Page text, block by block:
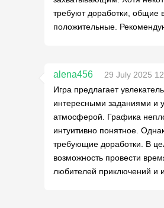
требуют доработки, общие
положительные.
alena456
29 July 2025
Игра предлагает
интересными заданиями и
атмосферой. Графика
интуитивно понятное.
требующие доработки. В
возможность провести
любителей приключений и